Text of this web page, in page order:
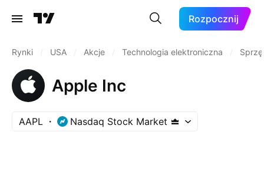
Rozpocznij
Rynki USA Akcje Technologia elektroniczna
Apple Inc
AAPL Nasdaq Stock Market